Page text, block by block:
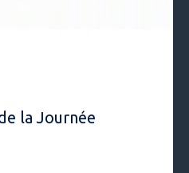
la Journée